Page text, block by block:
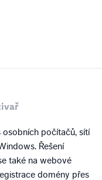
osobních počítačů, sítí
Řešení
také na webové
domény přes